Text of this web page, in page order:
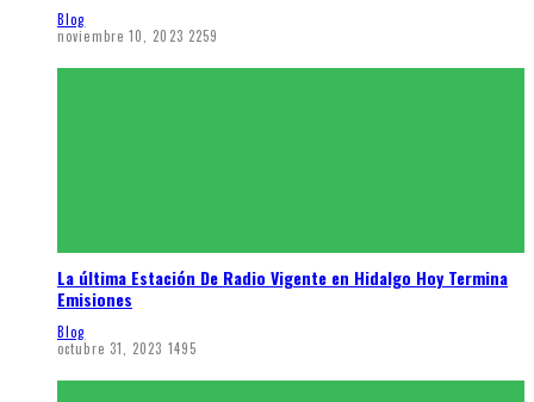
Blog
noviembre 10, 2023 2259
La última Estación De Radio Vigente en Hidalgo Hoy Termina
Emisiones
Blog
octubre 31, 2023 1495